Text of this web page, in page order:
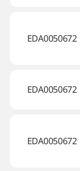
EDA0050672
EDA0050672
EDA0050672